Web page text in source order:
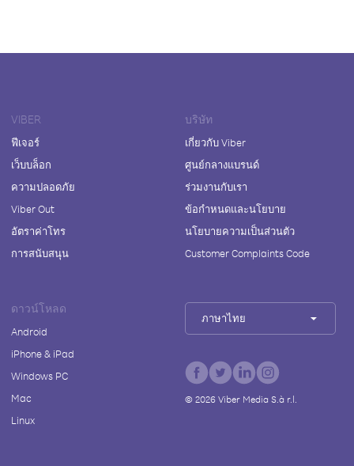
VIBER
ฟีเจอร์
เว็บบล็อก
ความปลอดภัย
Viber Out
อัตราค่าโทร
การสนับสนุน
บริษัท
เกี่ยวกับ Viber
ศูนย์กลางแบรนด์
ร่วมงานกับเรา
ข้อกำหนดและนโยบาย
นโยบายความเป็นส่วนตัว
Customer Complaints Code
ดาวน์โหลด
Android
iPhone & iPad
Windows PC
Mac
Linux
ภาษาไทย
© 2026Viber Media S.à r.l.